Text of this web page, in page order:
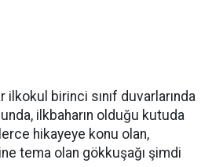
ilkokul birinci sınıf duvarlarında
ilkbaharın olduğu kutuda
hikayeye konu olan,
tema olan gökkuşağı şimdi